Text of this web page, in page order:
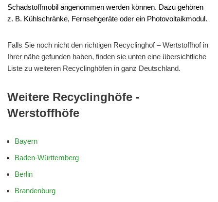
Schadstoffmobil angenommen werden können. Dazu gehören
z. B. Kühlschränke, Fernsehgeräte oder ein Photovoltaikmodul.
Falls Sie noch nicht den richtigen Recyclinghof – Wertstoffhof in
Ihrer nähe gefunden haben, finden sie unten eine übersichtliche
Liste zu weiteren Recyclinghöfen in ganz Deutschland.
Weitere Recyclinghöfe -
Werstoffhöfe
Bayern
Baden-Württemberg
Berlin
Brandenburg